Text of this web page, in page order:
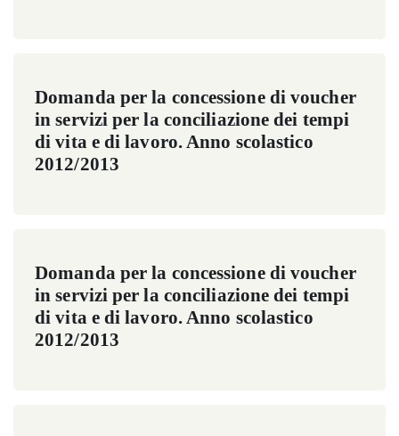
Domanda per la concessione di voucher
in servizi per la conciliazione dei tempi
di vita e di lavoro. Anno scolastico
2012/2013
Domanda per la concessione di voucher
in servizi per la conciliazione dei tempi
di vita e di lavoro. Anno scolastico
2012/2013